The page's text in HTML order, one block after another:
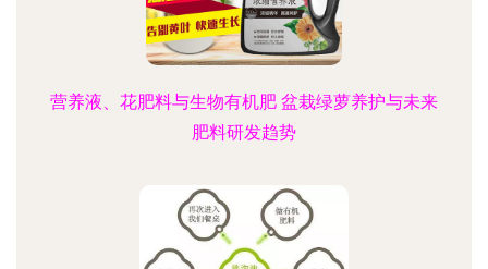
营养液、花肥料与生物有机肥 盆栽绿萝养护与未来
肥料研发趋势